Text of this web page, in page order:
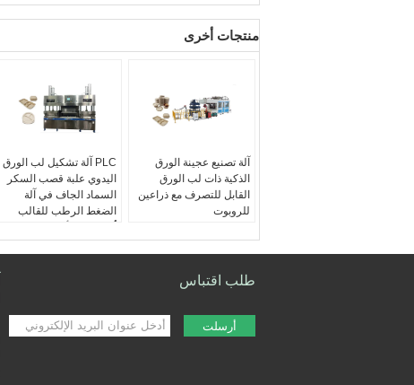
منتجات أخرى
PLC آلة تشكيل لب الورق
اليدوي علبة قصب السكر
السماد الجاف في آلة
الضغط الرطب للقالب
حجم لوحة القالب:
1100 *
الخشب ، لوحة
سورجاركاني باغاس ، لب
آلة تصنيع عجينة الورق
الذكية ذات لب الورق
القابل للتصرف مع ذراعين
للروبوت
مم * 800 مم
شفط
طريقة القيادة:اسطوانة
السعة الإنتاجية:
1 طن /
مجموعة / يوم
طلب اقتباس
أرسلت